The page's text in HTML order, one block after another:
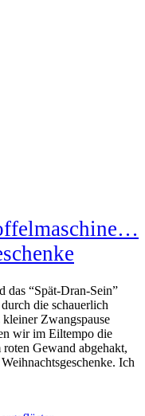
das “Spät-Dran-Sein”
die schauerlich
Zwangspause
wir im Eiltempo die
Gewand abgehakt,
Ich